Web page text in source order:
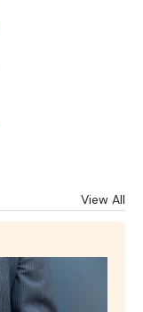
View All